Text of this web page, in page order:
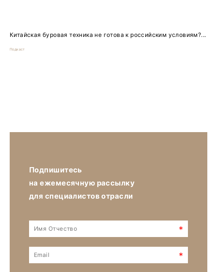
Китайская буровая техника не готова к российским условиям?...
Подкаст
Подпишитесь
на ежемесячную рассылку
для специалистов отрасли
*
*